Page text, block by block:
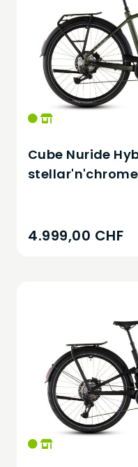
Cube Nuride
4.999,00 CHF